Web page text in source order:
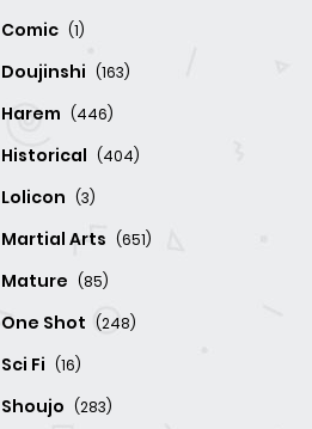
Comic (1)
Doujinshi (163)
Harem (446)
Historical (404)
Lolicon (3)
Martial Arts (651)
Mature (85)
One Shot (248)
Sci Fi (16)
Shoujo (283)